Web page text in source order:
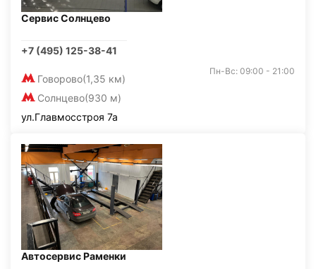
Сервис Солнцево
+7 (495) 125-38-41
Говорово(1,35 км)
Солнцево(930 м)
Пн-Вс: 09:00 - 21:00
ул.Главмосстроя 7а
Автосервис Раменки